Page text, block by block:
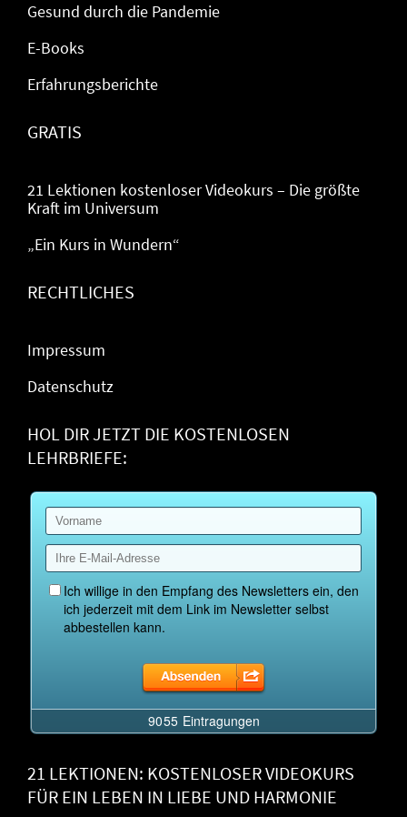
Gesund durch die Pandemie
E-Books
Erfahrungsberichte
GRATIS
21 Lektionen kostenloser Videokurs – Die größte
Kraft im Universum
„Ein Kurs in Wundern“
RECHTLICHES
Impressum
Datenschutz
HOL DIR JETZT DIE KOSTENLOSEN
LEHRBRIEFE:
21 LEKTIONEN: KOSTENLOSER VIDEOKURS
FÜR EIN LEBEN IN LIEBE UND HARMONIE